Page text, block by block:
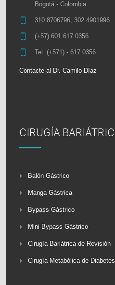
Bogotá - Colombia
310 8706796, 302 4901996
(+57) 601 617 0356
Tel. (+571) - 617 0356
Contacte al Dr. Camilo Díaz
CIRUGÍA
Balón Gástrico
Manga Gástrica
Bypass Gástrico
Mini Bypass Gástrico
Cirugía Bariátrica de Revisión
Cirugía Metabólica de Diabetes